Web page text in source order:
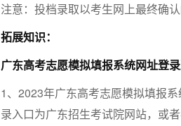
注意：投档录取以考生网上最终确
拓展知识：
广东高考志愿模拟填报系统网址登
1、2023年广东高考志愿模拟填报
录入口为广东招生考试院网站，或